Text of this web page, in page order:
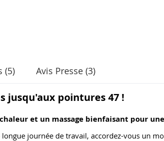
(5) Avis Presse (3)
jusqu'aux pointures 47 !
et un massage bienfaisant pour
journée de travail, accordez-vous un